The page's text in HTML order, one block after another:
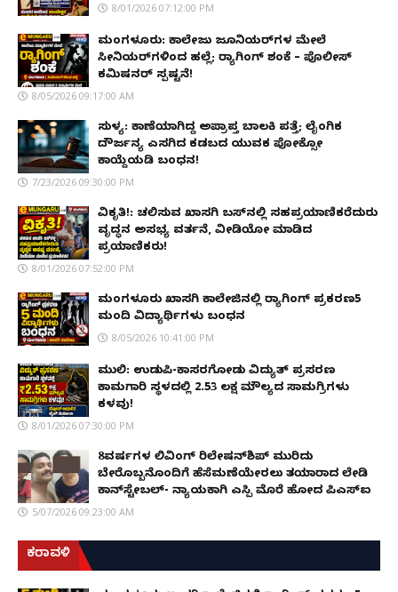
8/01/2026 07:12:00 PM
ಮಂಗಳೂರು: ಕಾಲೇಜು ಜೂನಿಯರ್‌ಗಳ ಮೇಲೆ
ಸೀನಿಯರ್‌ಗಳಿಂದ ಹಲ್ಲೆ; ರ‌್ಯಾಗಿಂಗ್ ಶಂಕೆ – ಪೊಲೀಸ್
ಕಮಿಷನರ್ ಸ್ಪಷ್ಟನೆ!
8/05/2026 09:17:00 AM
ಸುಳ್ಯ: ಕಾಣೆಯಾಗಿದ್ದ ಅಪ್ರಾಪ್ತ ಬಾಲಕಿ ಪತ್ತೆ; ಲೈಂಗಿಕ
ದೌರ್ಜನ್ಯ ಎಸಗಿದ ಕಡಬದ ಯುವಕ ಪೋಕ್ಸೋ
ಕಾಯ್ದೆಯಡಿ ಬಂಧನ!
7/23/2026 09:30:00 PM
ವಿಕೃತಿ!: ಚಲಿಸುವ ಖಾಸಗಿ ಬಸ್‌ನಲ್ಲಿ ಸಹಪ್ರಯಾಣಿಕರೆದುರು
ವೃದ್ಧನ ಅಸಭ್ಯ ವರ್ತನೆ, ವೀಡಿಯೋ ಮಾಡಿದ
ಪ್ರಯಾಣಿಕರು!
8/01/2026 07:52:00 PM
ಮಂಗಳೂರು ಖಾಸಗಿ ಕಾಲೇಜಿನಲ್ಲಿ ರ‌್ಯಾಗಿಂಗ್ ಪ್ರಕರಣ5
ಮಂದಿ ವಿದ್ಯಾರ್ಥಿಗಳು ಬಂಧನ
8/05/2026 10:41:00 PM
ಮುಲ್ಕಿ: ಉಡುಪಿ-ಕಾಸರಗೋಡು ವಿದ್ಯುತ್ ಪ್ರಸರಣ
ಕಾಮಗಾರಿ ಸ್ಥಳದಲ್ಲಿ ₹2.53 ಲಕ್ಷ ಮೌಲ್ಯದ ಸಾಮಗ್ರಿಗಳು
ಕಳವು!
8/01/2026 07:30:00 PM
8ವರ್ಷಗಳ ಲಿವಿಂಗ್‌ ರಿಲೇಷನ್‌ಶಿಪ್ ಮುರಿದು
ಬೇರೊಬ್ಬನೊಂದಿಗೆ ಹೆಸೆಮಣೆಯೇರಲು ತಯಾರಾದ ಲೇಡಿ
ಕಾನ್‌ಸ್ಟೇಬಲ್- ನ್ಯಾಯಕ್ಕಾಗಿ ಎಸ್ಪಿ ಮೊರೆ ಹೋದ ಪಿಎಸ್ಐ
5/07/2026 09:23:00 AM
ಕರಾವಳಿ